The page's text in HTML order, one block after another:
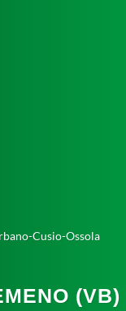
Cusio-Ossola
(VB)